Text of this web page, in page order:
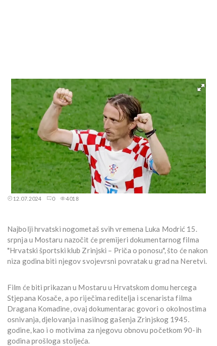
12.07.2024 0 4018
Najbolji hrvatski nogometaš svih vremena Luka Modrić 15.
srpnja u Mostaru nazočit će premijeri dokumentarnog filma
"Hrvatski športski klub Zrinjski – Priča o ponosu", što će nakon
niza godina biti njegov svojevrsni povratak u grad na Neretvi.
Film će biti prikazan u Mostaru u Hrvatskom domu hercega
Stjepana Kosače, a po riječima reditelja i scenarista filma
Dragana Komadine, ovaj dokumentarac govori o okolnostima
osnivanja, djelovanja i nasilnog gašenja Zrinjskog 1945.
godine, kao i o motivima za njegovu obnovu početkom 90-ih
godina prošloga stoljeća.